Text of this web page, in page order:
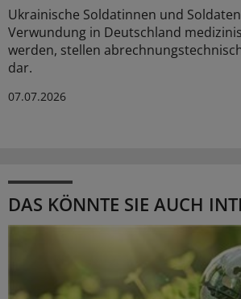
Ukrainische Soldatinnen und
Verwundung in Deutschland
werden, stellen
dar.
07.07.2026
DAS KÖNNTE SIE AUCH